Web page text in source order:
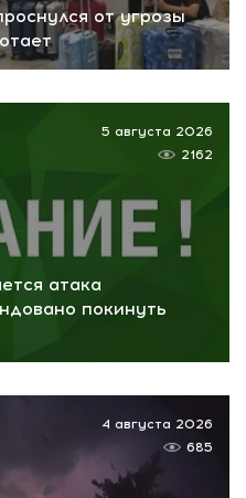
от угрозы
атака
покинуть
5 августа 2026
2162
4 августа 2026
685